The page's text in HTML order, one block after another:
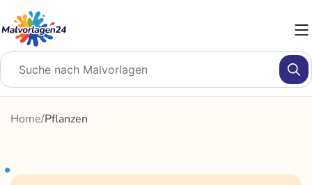
Inhalt
springen
Home/Pflanzen